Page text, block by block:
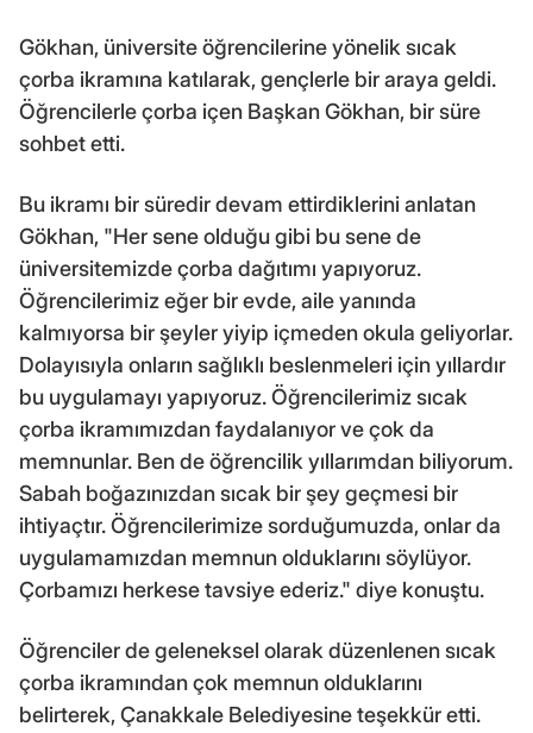
Gökhan, üniversite öğrencilerine yönelik sıcak
çorba ikramına katılarak, gençlerle bir araya geldi.
Öğrencilerle çorba içen Başkan Gökhan, bir süre
sohbet etti.
Bu ikramı bir süredir devam ettirdiklerini anlatan
Gökhan, "Her sene olduğu gibi bu sene de
üniversitemizde çorba dağıtımı yapıyoruz.
Öğrencilerimiz eğer bir evde, aile yanında
kalmıyorsa bir şeyler yiyip içmeden okula geliyorlar.
Dolayısıyla onların sağlıklı beslenmeleri için yıllardır
bu uygulamayı yapıyoruz. Öğrencilerimiz sıcak
çorba ikramımızdan faydalanıyor ve çok da
memnunlar. Ben de öğrencilik yıllarımdan biliyorum.
Sabah boğazınızdan sıcak bir şey geçmesi bir
ihtiyaçtır. Öğrencilerimize sorduğumuzda, onlar da
uygulamamızdan memnun olduklarını söylüyor.
Çorbamızı herkese tavsiye ederiz." diye konuştu.
Öğrenciler de geleneksel olarak düzenlenen sıcak
çorba ikramından çok memnun olduklarını
belirterek, Çanakkale Belediyesine teşekkür etti.